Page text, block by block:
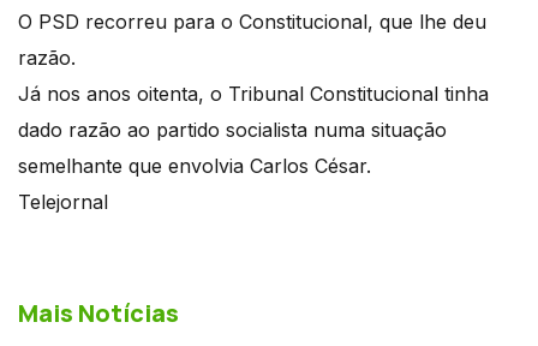
O PSD recorreu para o Constitucional, que lhe deu
razão.
Já nos anos oitenta, o Tribunal Constitucional tinha
dado razão ao partido socialista numa situação
semelhante que envolvia Carlos César.
Telejornal
Mais Notícias